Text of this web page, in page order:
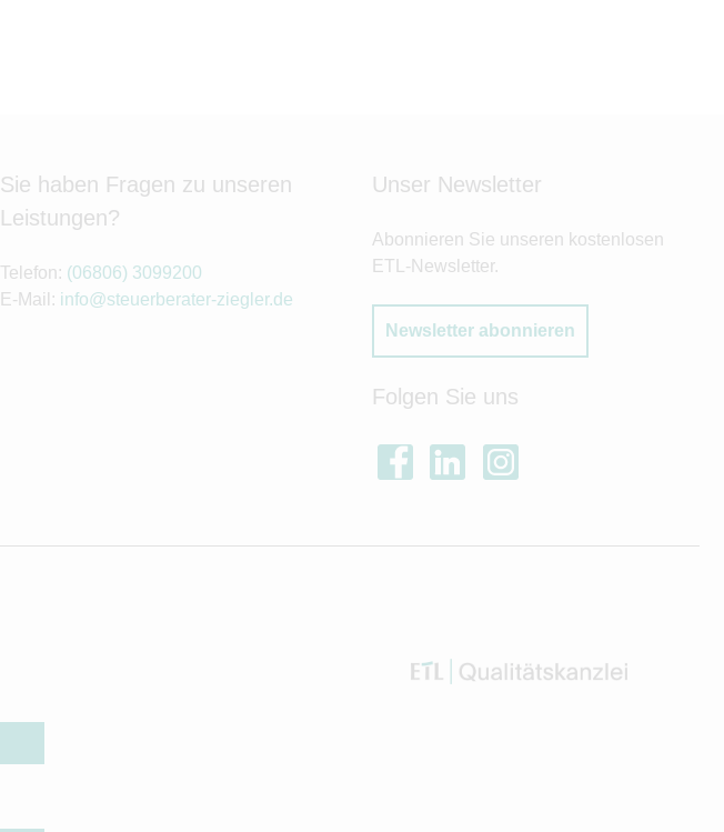
Sie haben Fragen zu unseren
Leistungen?
Telefon: (06806) 3099200
E-Mail: info@steuerberater-ziegler.de
Unser Newsletter
Abonnieren Sie unseren kostenlosen
ETL-Newsletter.
Newsletter abonnieren
Folgen Sie uns